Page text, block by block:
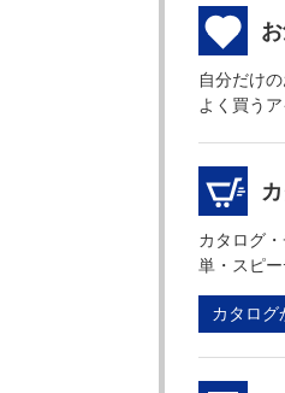
自分だけ
よく買う
カタログ
単・スピー
カタログ